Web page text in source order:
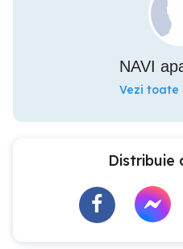
NAVI
Vezi toate
Distribuie